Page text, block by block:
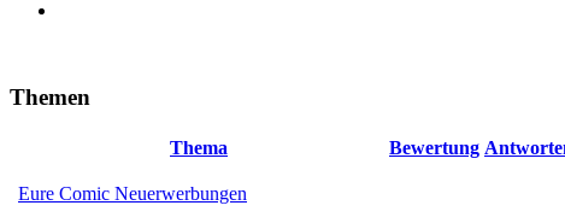
Themen
Thema Bewertung
Eure Comic Neuerwerbungen